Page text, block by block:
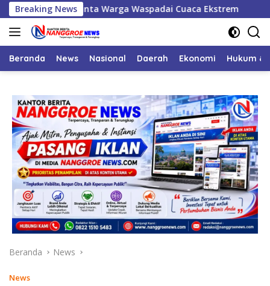
Langsung
ke
konten
Breaking News
Minta Warga Waspadai Cuaca Ekstrem Musda VI
Beranda News Nasional Daerah Ekonomi Hukum &
Beranda News
News